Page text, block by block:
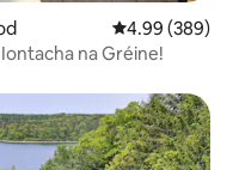
Meánrátáil
4.99 (389)
na Gréine!